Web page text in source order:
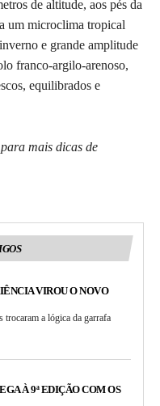
de altitude, aos pés da
um microclima tropical
e grande amplitude
franco-argilo-arenoso,
equilibrados e
mais dicas de
VIROU O NOVO
trocaram a lógica da garrafa
À 9ª EDIÇÃO COM OS